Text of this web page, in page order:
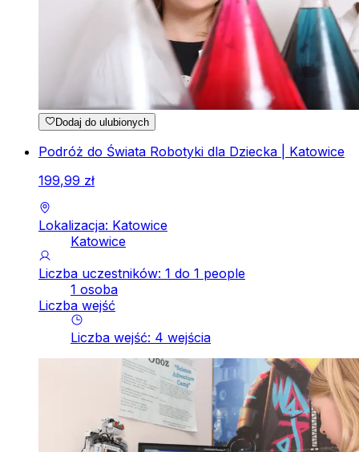
Dodaj do ulubionych
Podróż do Świata Robotyki dla Dziecka | Katowice
199,99 zł
Lokalizacja: Katowice
Katowice
Liczba uczestników: 1 do 1 people
1 osoba
Liczba wejść
Liczba wejść: 4 wejścia